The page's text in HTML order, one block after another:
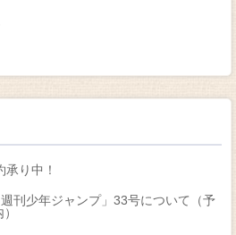
り中！
刊少年ジャンプ」33号について（予